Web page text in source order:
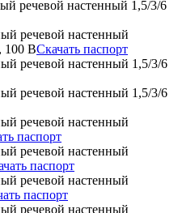
речевой настенный 1,5/3/6
речевой настенный
100 ВСкачать паспорт
речевой настенный 1,5/3/6
речевой настенный 1,5/3/6
речевой настенный
паспорт
речевой настенный
паспорт
речевой настенный
паспорт
речевой настенный